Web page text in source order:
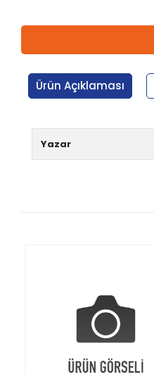
Ürün Açıklaması
Yazar